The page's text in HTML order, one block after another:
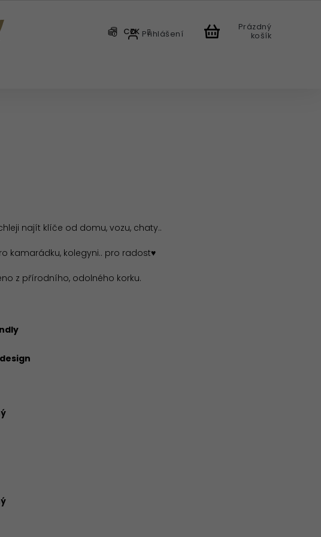
CZK Přihlášení
Prázdný
košík
najít klíče od domu, vozu, chaty..
kamarádku, kolegyni.. pro radost♥
z přírodního, odolného korku.